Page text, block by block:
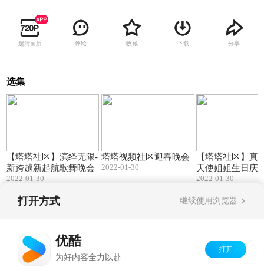
超清画质 评论 收藏 下载 分享
选集
【塔塔社区】演绎无限-
新跨越新起航歌舞晚会
2022-01-30
塔塔视频社区迎春晚会
2022-01-30
【塔塔社区】真
天使姐姐生日庆
晚会
2022-01-30
打开方式 继续使用浏览器
优酷
为好内容全力以赴
打开